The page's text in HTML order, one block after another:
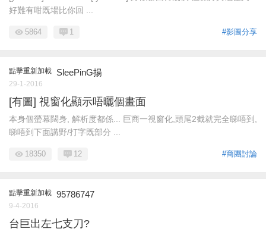
好難有咁既場比你回 ...
#影圖分享
5864 1
點擊重新加載 SleePinG揚
29-1-2016
[有圖] 視窗化顯示唔曬個畫面
本身個螢幕闊身, 解析度都係... 巨商一視窗化,頭尾2截就完全睇唔到,
睇唔到下面講野/打字既部分 ...
#商團討論
18350 12
點擊重新加載 95786747
9-4-2016
台巨出左七支刀?